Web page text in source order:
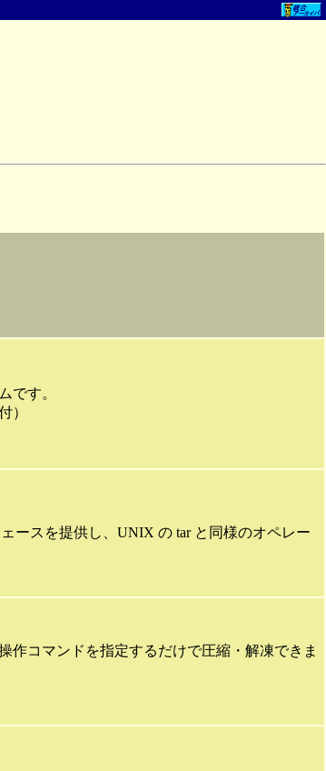
です。
）
ースを提供し、UNIX の tar と同様のオペレー
作コマンドを指定するだけで圧縮・解凍できま